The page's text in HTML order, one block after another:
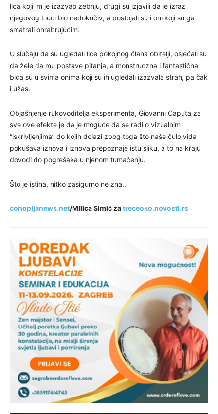
lica koji im je izazvao zebnju, drugi su izjavili da je izraz
njegovog Liuci bio nedokučiv, a postojali su i oni koji su ga
smatrali ohrabrujućim.
U slučaju da su ugledali lice pokojnog člana obitelji, osjećali su
da žele da mu postave pitanja, a monstruozna i fantastična
bića su u svima onima koji su ih ugledali izazvala strah, pa čak
i užas.
Objašnjenje rukovoditelja eksperimenta, Giovanni Caputa za
sve ove efekte je da je moguće da se radi o vizualnim
“iskrivljenjima” do kojih dolazi zbog toga što naše čulo vida
pokušava iznova i iznova prepoznaje istu sliku, a to na kraju
dovodi do pogrešaka u njenom tumačenju.
Što je istina, nitko zasigurno ne zna…
conopljanews.net/Milica Simić zatreceoko.novosti.rs